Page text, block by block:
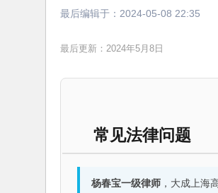
最后编辑于： 2024-05-08 22:35
最后更新：2024年5月8日
常见法律问题
杨春宝一级律师，大成上海